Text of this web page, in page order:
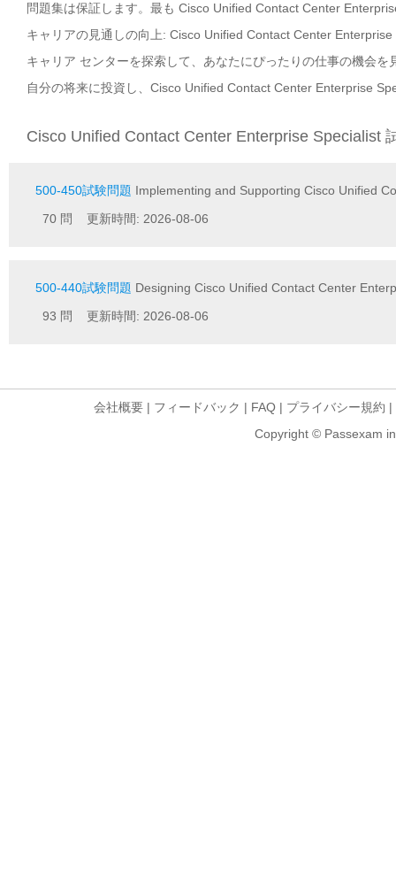
問題集は保証します。最も Cisco Unified Contact Center
キャリアの見通しの向上: Cisco Unified Contact Center
キャリア センターを探索して、あなたにぴったりの仕事の機会を
自分の将来に投資し、Cisco Unified Contact Center Enterprise
Cisco Unified Contact Center Enterprise Specialist
500-450試験問題 Implementing and Supporting Cisco Unified
70 問 更新時間: 2026-08-06
500-440試験問題 Designing Cisco Unified Contact Center
93 問 更新時間: 2026-08-06
会社概要 | フィードバック | FAQ | プライバシー規約 |
Copyright © Passexam